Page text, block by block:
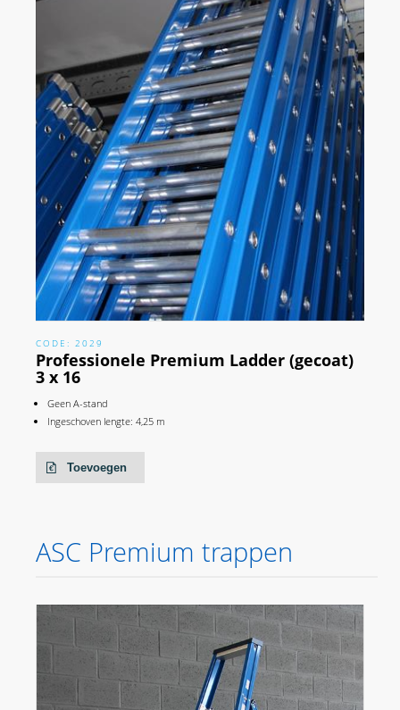
CODE: 2029
Professionele Premium Ladder (gecoat)
3 x 16
Geen A-stand
Ingeschoven lengte: 4,25 m
Toevoegen
ASC Premium trappen